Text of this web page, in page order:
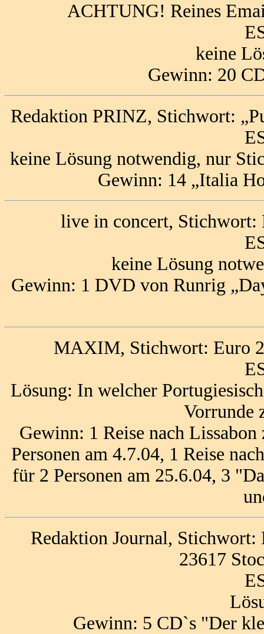
ACHTUNG! Reines
keine
Gewinn: 20
Redaktion PRINZ, Stichwort:
keine Lösung notwendig, nur
Gewinn: 14 „Italia
live in concert, Stichwort:
keine Lösung
Gewinn: 1 DVD von Runrig
MAXIM, Stichwort: Euro
Lösung: In welcher
Vorrunde
Gewinn: 1 Reise nach
Personen am 4.7.04, 1 Reise
für 2 Personen am 25.6.04, 3
Redaktion Journal, Stichwort:
23617
Gewinn: 5 CD`s "Der